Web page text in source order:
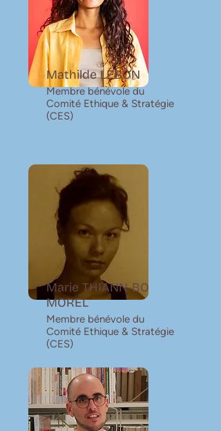
Mathilde LEBON
Membre bénévole du
Comité Ethique & Stratégie
(CES)
Marie THIANN-BO
MOREL
Membre bénévole du
Comité Ethique & Stratégie
(CES)